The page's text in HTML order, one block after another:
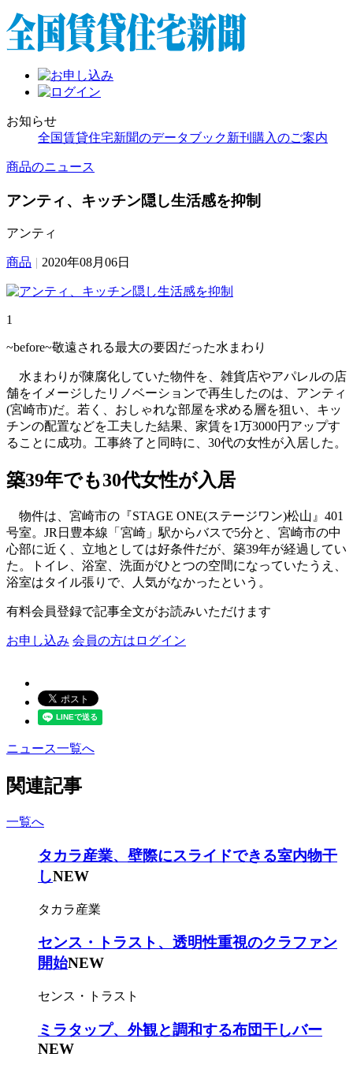
お知らせ
全国賃貸住宅新聞のデータブック新刊購入のご案内
商品のニュース
アンティ、キッチン隠し生活感を抑制
アンティ
商品 | 2020年08月06日
1
~before~敬遠される最大の要因だった水まわり
水まわりが陳腐化していた物件を、雑貨店やアパレルの店
舗をイメージしたリノベーションで再生したのは、アンティ
(宮崎市)だ。若く、おしゃれな部屋を求める層を狙い、キッ
チンの配置などを工夫した結果、家賃を1万3000円アップす
ることに成功。工事終了と同時に、30代の女性が入居した。
築39年でも30代女性が入居
物件は、宮崎市の『STAGE ONE(ステージワン)松山』401
号室。JR日豊本線「宮崎」駅からバスで5分と、宮崎市の中
心部に近く、立地としては好条件だが、築39年が経過してい
た。トイレ、浴室、洗面がひとつの空間になっていたうえ、
浴室はタイル張りで、人気がなかったという。
有料会員登録で記事全文がお読みいただけます
お申し込み 会員の方はログイン
ニュース一覧へ
関連記事
一覧へ
タカラ産業、壁際にスライドできる室内物干
しNEW
タカラ産業
センス・トラスト、透明性重視のクラファン
開始NEW
センス・トラスト
ミラタップ、外観と調和する布団干しバー
NEW